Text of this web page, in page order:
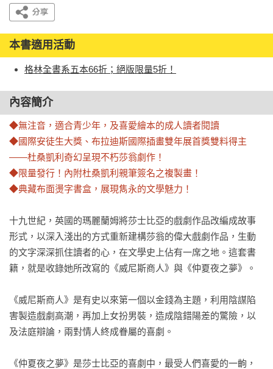
本書適用活動
格林全書系五本66折；絕版限量5折！
內容簡介
◆無注音，適合青少年，及喜愛繪本的成人讀者閱讀
◆國際安徒生大獎、布拉迪斯國際插畫雙年展首獎雙料得主
——杜桑凱利奇幻呈現不朽莎翁劇作！
◆限量發行！內附杜桑凱利親筆簽名之複製畫！
◆典藏布面燙字書盒，展現雋永的文學魅力！
十九世紀，英國的瑪麗蘭姆將莎士比亞的戲劇作品改編成故事
形式，以深入淺出的方式重新建構莎翁的偉大戲劇作品，生動
的文字深深抓住讀者的心，在文學史上佔有一席之地。這套書
籍，就是收錄她所改寫的《威尼斯商人》與《仲夏夜之夢》。
《威尼斯商人》是有史以來第一個以金錢為主題，利用陰謀陷
害製造戲劇高潮，再加上女扮男裝，造成陰錯陽差的驚險，以
及法庭辯論，兩對情人終成眷屬的喜劇。
《仲夏夜之夢》是莎士比亞的喜劇中，最受人們喜愛的一齣，